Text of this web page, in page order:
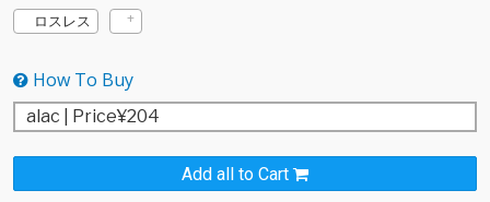
ロスレス
How To Buy
Add all to Cart